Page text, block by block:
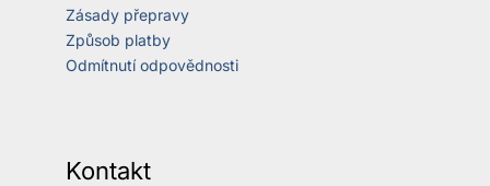
Zásady přepravy
Způsob platby
Odmítnutí odpovědnosti
Kontakt